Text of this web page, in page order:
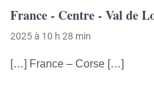
France - Centre - Val de
2025 à 10 h 28 min
[…] France – Corse […]